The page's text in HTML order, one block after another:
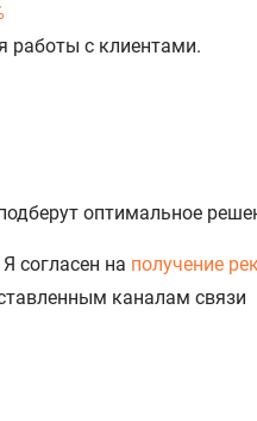
работы с клиентами.
оптимальное
Я согласен на получение
каналам связи